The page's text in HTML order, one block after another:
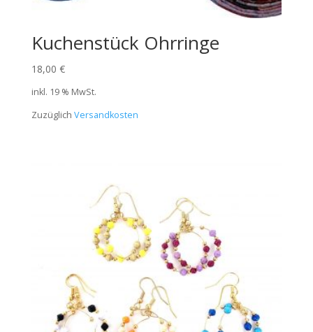
Kuchenstück Ohrringe
18,00 €
inkl. 19 % MwSt.
Zuzüglich Versandkosten